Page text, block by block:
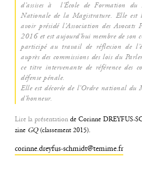
d’as­sises à l’É­cole de For­ma­tion du
Natio­nale de la Magis­tra­ture. Elle est
avoir pré­si­dé l’As­so­cia­tion des Avo­cats
2016 et est aujourd’­hui membre de son
par­ti­ci­pé au tra­vail de réflexion de
auprès des com­mis­sions des lois du
ce titre inter­ve­nante de réfé­rence des
défense pénale.
Elle est déco­rée de l’Ordre natio­nal du
d’honneur.
Lire la pré­sen­ta­tion de Corinne DREYFUS-
zine GQ(clas­se­ment 2015).
corinne.dreyfus-schmidt@temime.fr